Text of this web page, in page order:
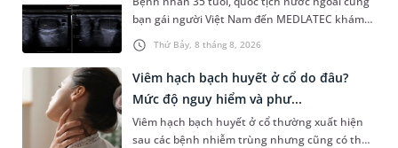
Thứ Bảy, 8 tháng 8, 2026
bạn gái người Việt Nam đến MEDLATEC khám
sức khỏe tiền hôn nhân. Qua thăm khám và
làm các xét nghiệm chuyên sâu,...
Viêm hạch bạch huyết ở cổ do đâu?
Mức độ nguy hiểm và phư...
Viêm hạch bạch huyết ở cổ thường xuất hiện
sau các bệnh nhiễm trùng nhưng cũng có thể